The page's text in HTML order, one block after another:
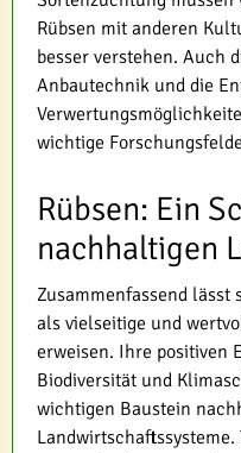
Rübsen mit anderen
besser verstehen. Auch
Anbautechnik und die
wichtige
Rübsen: Ein
nachhaltigen
Zusammenfassend lässt
als vielseitige und
erweisen. Ihre positiven
Biodiversität und
wichtigen Baustein
Landwirtschaftssysteme.